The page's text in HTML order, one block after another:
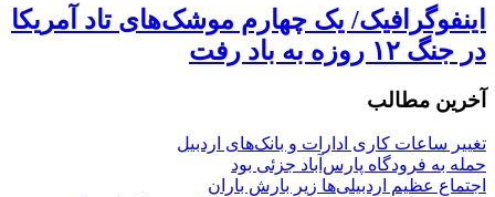
اینفوگرافیک/ یک چهارم موشک‌های تاد آمریکا
در جنگ ۱۲ روزه به باد رفت
آخرین مطالب
تغییر ساعات کاری ادارات و بانک‌های اردبیل
حمله به فرودگاه پارس‌‌آباد جزئی بود
اجتماع عظیم اردبیلی‌ها زیر بارش باران